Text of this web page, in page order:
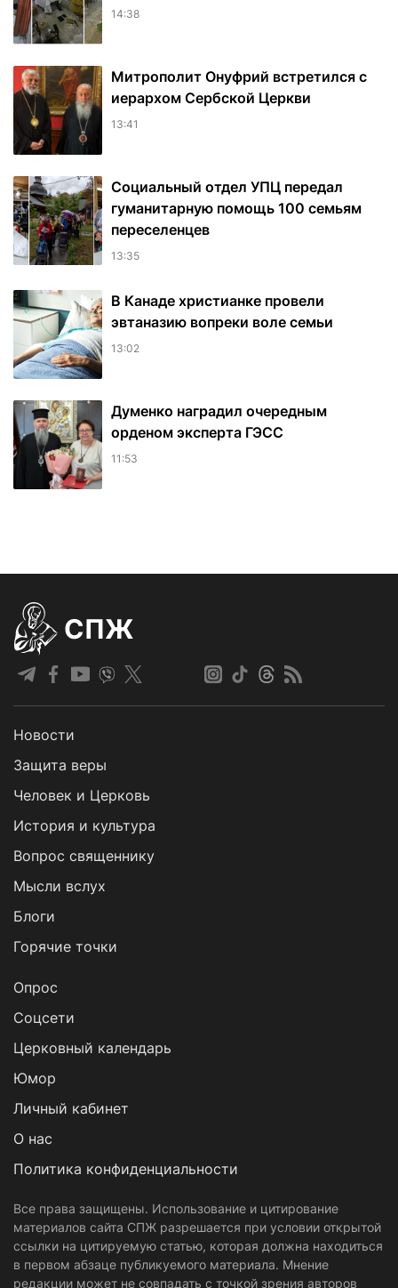
14:38
Митрополит Онуфрий встретился с
иерархом Сербской Церкви
13:41
Социальный отдел УПЦ передал
гуманитарную помощь 100 семьям
переселенцев
13:35
В Канаде христианке провели
эвтаназию вопреки воле семьи
13:02
Думенко наградил очередным
орденом эксперта ГЭСС
11:53
СПЖ
Новости
Защита веры
Человек и Церковь
История и культура
Вопрос священнику
Мысли вслух
Блоги
Горячие точки
Опрос
Cоцсети
Церковный календарь
Юмор
Личный кабинет
О нас
Политика конфиденциальности
Все права защищены. Использование и цитирование
материалов сайта СПЖ разрешается при условии открытой
ссылки на цитируемую статью, которая должна находиться
в первом абзаце публикуемого материала. Мнение
редакции может не совпадать с точкой зрения авторов